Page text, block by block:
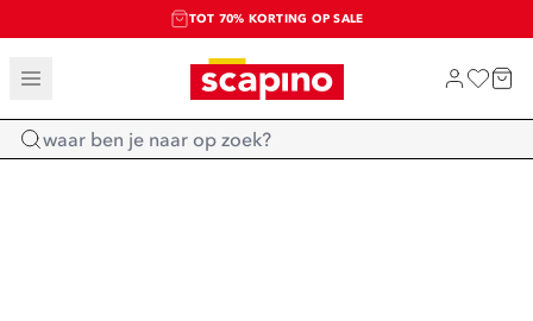
TOT 70% KORTING OP SALE
SALE: LAATSTE KANS!
SHOP NIEUW
Home